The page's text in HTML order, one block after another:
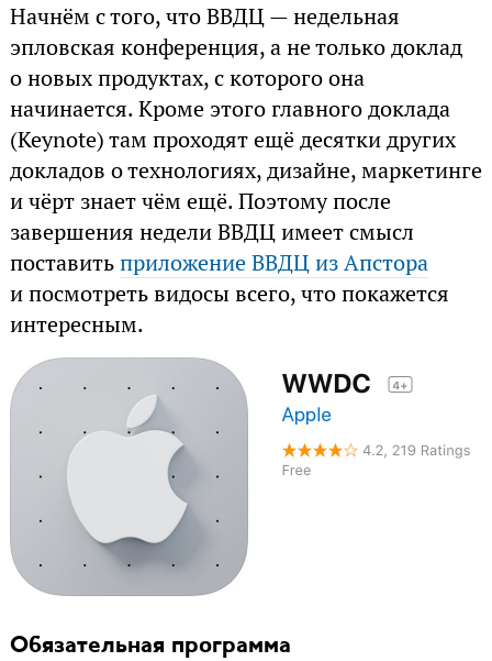
Начнём с того, что ВВДЦ — недельная
эпловская конференция, а не только доклад
о новых продуктах, с которого она
начинается. Кроме этого главного доклада
(Keynote) там проходят ещё десятки других
докладов о технологиях, дизайне, маркетинге
и чёрт знает чём ещё. Поэтому после
завершения недели ВВДЦ имеет смысл
поставитьприложение ВВДЦ из Апстора
и посмотреть видосы всего, что покажется
интересным.
Обязательная программа